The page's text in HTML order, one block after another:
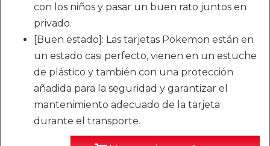
con los niños y pasar un buen rato juntos en
privado.
[Buen estado]: Las tarjetas Pokemon están en
un estado casi perfecto, vienen en un estuche
de plástico y también con una protección
añadida para la seguridad y garantizar el
mantenimiento adecuado de la tarjeta
durante el transporte.